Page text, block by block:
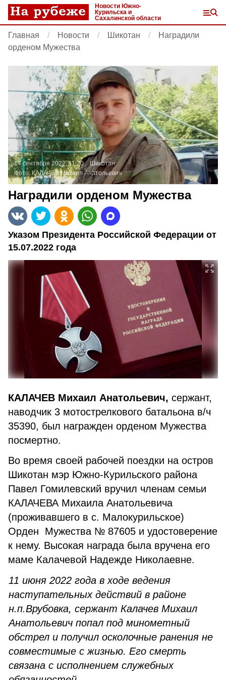
Новости Южно-
Курильска и
Сахалинской области
Главная Новости Шикотан
Наградили
орденом Мужества
14 сентября 2022, 11:20
Шикотан
Фото:КАЛАЧЕВ Михаил Анатольевич
Наградили орденом Мужества
Указом Президента Российской Федерации от
15.07.2022 года
КАЛАЧЕВ Михаил Анатольевич, сержант,
наводчик 3 мотострелкового батальона в/ч
35390, был награжден орденом Мужества
посмертно.
Во время своей рабочей поездки на остров
Шикотан мэр Южно-Курильского района
Павел Гомилевский вручил членам семьи
КАЛАЧЕВА Михаила Анатольевича
(проживавшего в с. Малокурильское)
Орден Мужества № 87605 и удостоверение
к нему. Высокая награда была вручена его
маме Калачевой Надежде Николаевне.
11 июня 2022 года в ходе ведения
наступательных действий в районе
н.п.Врубовка, сержант Калачев Михаил
Анатольевич попал под минометный
обстрел и получил осколочные ранения не
совместимые с жизнью. Его смерть
связана с исполнением служебных